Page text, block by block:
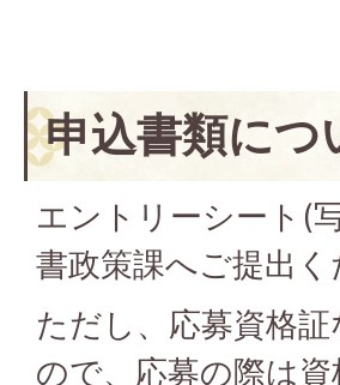
申込書類につ
エントリーシート(
書政策課へご提出く
ただし、応募資格
ので、応募の際は